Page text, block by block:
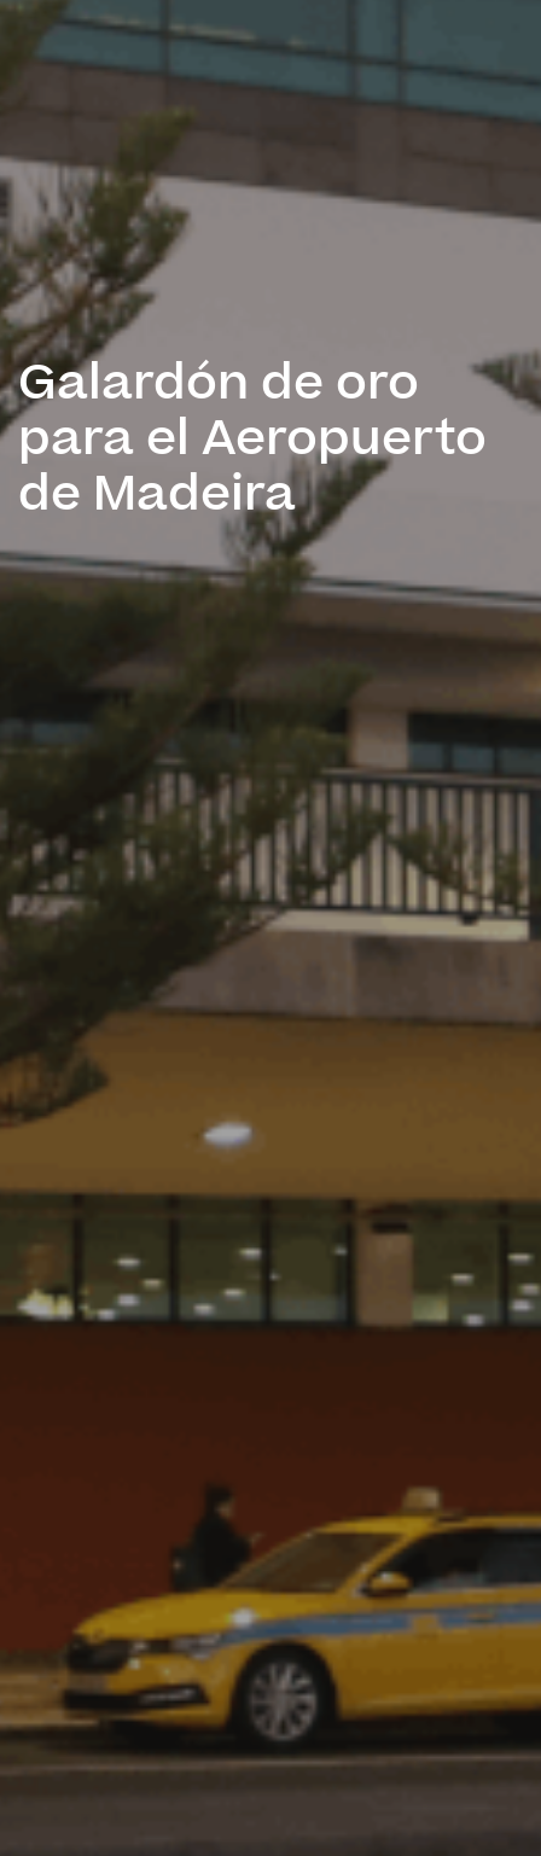
Galardón de oro
para el Aeropuerto
de Madeira